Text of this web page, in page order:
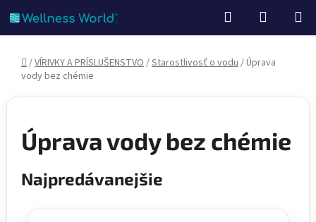
na
obsah
Hľadať
KOŠÍK
Domov
/VÍRIVKY A PRÍSLUŠENSTVO/Starostlivosť o vodu/Úprava
vody bez chémie
Úprava vody bez chémie
Najpredávanejšie